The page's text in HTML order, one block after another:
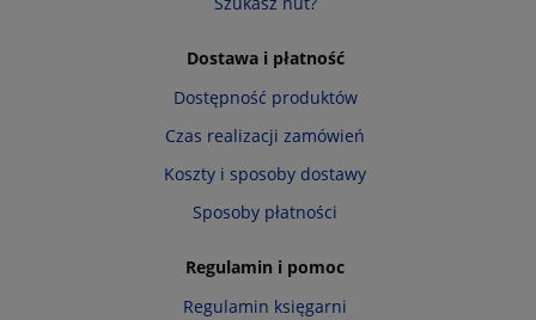
Dostawa i płatność
Dostępność produktów
Czas realizacji zamówień
Koszty i sposoby dostawy
Sposoby płatności
Regulamin i pomoc
Regulamin księgarni